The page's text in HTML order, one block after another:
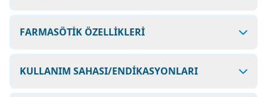
FARMASÖTİK ÖZELLİKLERİ
KULLANIM SAHASI/ENDİKASYONLARI